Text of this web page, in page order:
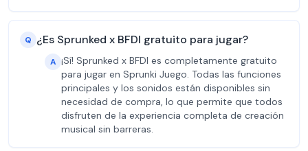
Q ¿Es Sprunked x BFDI gratuito para jugar?
A ¡Sí! Sprunked x BFDI es completamente gratuito
para jugar en Sprunki Juego. Todas las funciones
principales y los sonidos están disponibles sin
necesidad de compra, lo que permite que todos
disfruten de la experiencia completa de creación
musical sin barreras.